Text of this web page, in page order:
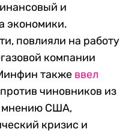
и
экономики.
повлияли на работу
компании
также ввел
чиновников из
мнению США,
кризис и